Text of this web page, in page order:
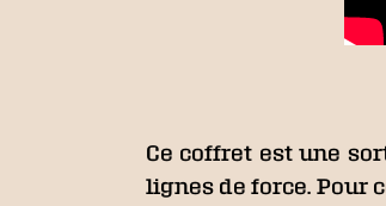
Ce coffret est une
lignes de force. Pour